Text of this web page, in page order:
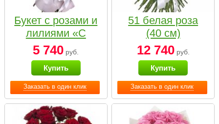
Заказать в один клик
Букет с розами и
лилиями «С
наилучшими
пожеланиями»
5 740 руб.
Купить
Заказать в один клик
51 белая роза
(40 см)
12 740руб.
Купить